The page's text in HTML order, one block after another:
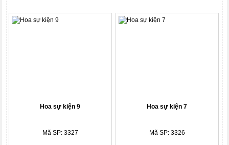
Hoa sự kiện 9
Mã SP: 3327
Hoa sự kiện 7
Mã SP: 3326